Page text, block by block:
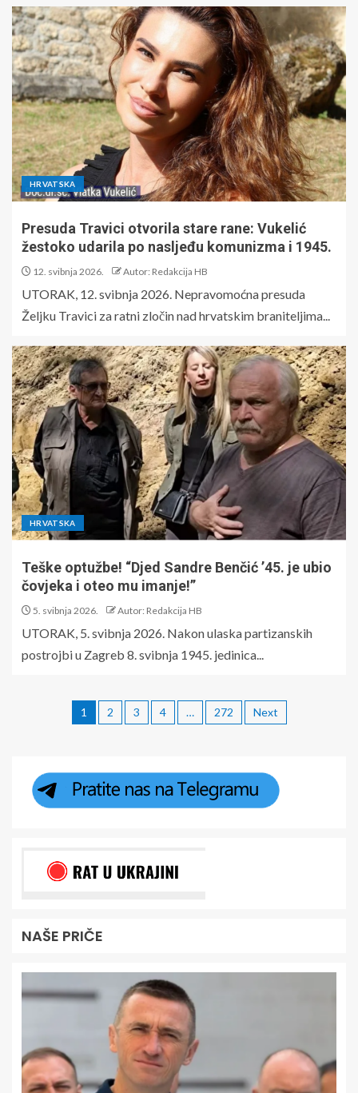
HRVATSKA
Presuda Travici otvorila stare rane: Vukelić
žestoko udarila po nasljeđu komunizma i 1945.
12. svibnja 2026. Autor: Redakcija HB
UTORAK, 12. svibnja 2026. Nepravomoćna presuda
Željku Travici za ratni zločin nad hrvatskim braniteljima...
HRVATSKA
Teške optužbe! “Djed Sandre Benčić ’45. je ubio
čovjeka i oteo mu imanje!”
5. svibnja 2026. Autor: Redakcija HB
UTORAK, 5. svibnja 2026. Nakon ulaska partizanskih
postrojbi u Zagreb 8. svibnja 1945. jedinica...
1 2 3 4 … 272 Next
NAŠE PRIČE